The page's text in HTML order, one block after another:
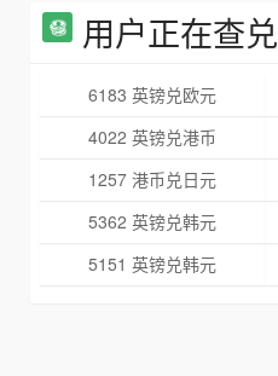
用户正在查兑
6183 英镑兑欧元
4022 英镑兑港币
1257 港币兑日元
5362 英镑兑韩元
5151 英镑兑韩元